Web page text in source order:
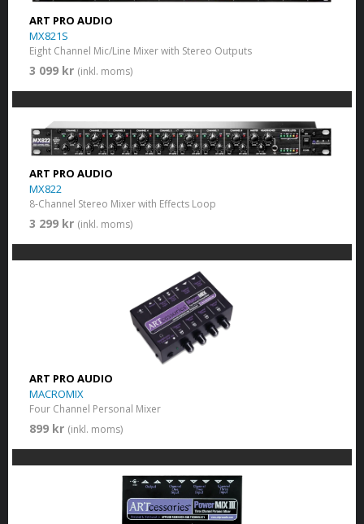
ART PRO AUDIO
MX821S
Eight Channel Mic/Line Mixer with Stereo Outputs
3 099 kr (inkl. moms)
ART PRO AUDIO
MX822
8-Channel Stereo Mixer with Effects Loop
3 299 kr (inkl. moms)
ART PRO AUDIO
MACROMIX
Four Channel Personal Mixer
899 kr (inkl. moms)